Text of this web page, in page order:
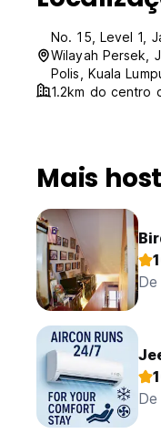
No. 15, Level 1,
Wilayah Persek,
Polis, Kuala
1.2km do centro
Mais